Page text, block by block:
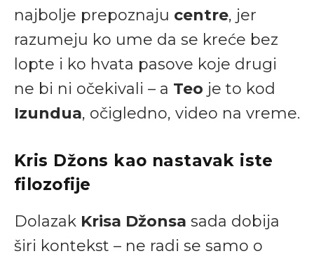
najbolje prepoznaju centre, jer
razumeju ko ume da se kreće bez
lopte i ko hvata pasove koje drugi
ne bi ni očekivali – a Teo je to kod
Izundua, očigledno, video na vreme.
Kris Džons kao nastavak iste
filozofije
Dolazak Krisa Džonsa sada dobija
širi kontekst – ne radi se samo o